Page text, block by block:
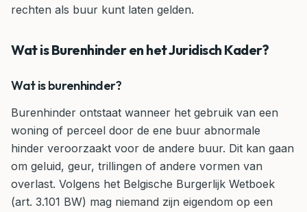
rechten als buur kunt laten gelden.
Wat is Burenhinder en het Juridisch Kader?
Wat is burenhinder?
Burenhinder ontstaat wanneer het gebruik van een
woning of perceel door de ene buur abnormale
hinder veroorzaakt voor de andere buur. Dit kan gaan
om geluid, geur, trillingen of andere vormen van
overlast. Volgens het Belgische Burgerlijk Wetboek
(art. 3.101 BW) mag niemand zijn eigendom op een